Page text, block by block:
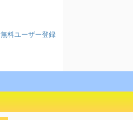
無料ユーザー登録